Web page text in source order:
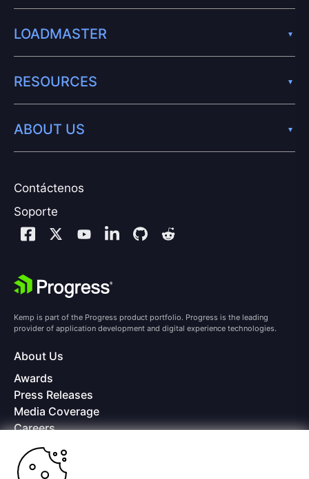
Contáctenos
Soporte
LOADMASTER
RESOURCES
ABOUT US
Kemp is part of the Progress product portfolio. Progress is the leading
provider of application development and digital experience technologies.
About Us
Awards
Press Releases
Media Coverage
Careers
Offices
Copyright © 2026 Progress Software Corporation and/or its